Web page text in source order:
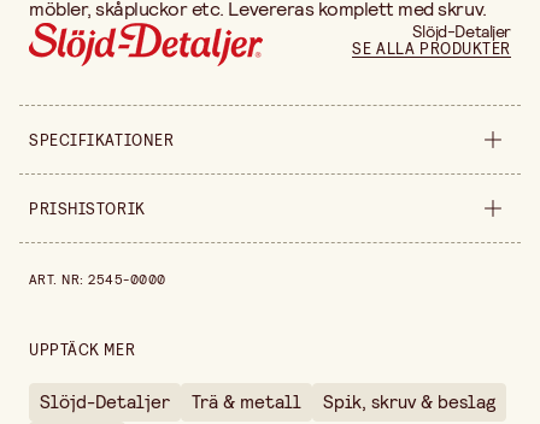
möbler, skåpluckor etc. Levereras komplett med skruv.
Slöjd-Detaljer
SE ALLA PRODUKTER
SPECIFIKATIONER
Säljs i förpackning
Förpackningsmängd
PRISHISTORIK
ART. NR:2545-0000
UPPTÄCK MER
Slöjd-Detaljer Trä & metall
Spik, skruv & beslag